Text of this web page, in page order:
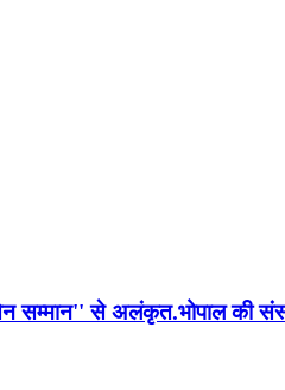
सम्मान'' से अलंकृत.भोपाल की